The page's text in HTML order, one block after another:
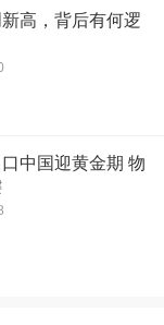
高，背后有何逻
中国迎黄金期 物